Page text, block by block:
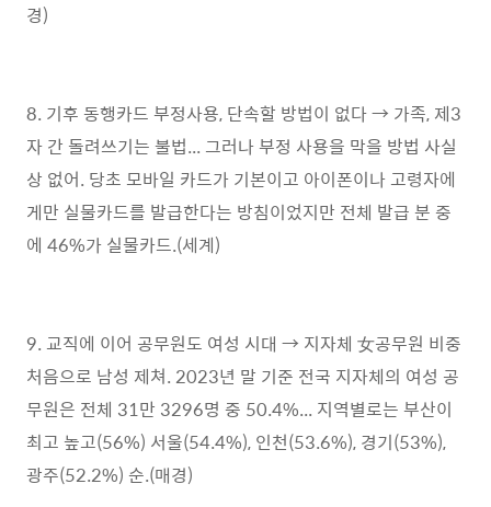
경)
8. 기후 동행카드 부정사용, 단속할 방법이 없다 → 가족, 제3
자 간 돌려쓰기는 불법... 그러나 부정 사용을 막을 방법 사실
상 없어. 당초 모바일 카드가 기본이고 아이폰이나 고령자에
게만 실물카드를 발급한다는 방침이었지만 전체 발급 분 중
에 46%가 실물카드.(세계)
9. 교직에 이어 공무원도 여성 시대 → 지자체 女공무원 비중
처음으로 남성 제쳐. 2023년 말 기준 전국 지자체의 여성 공
무원은 전체 31만 3296명 중 50.4%... 지역별로는 부산이
최고 높고(56%) 서울(54.4%), 인천(53.6%), 경기(53%),
광주(52.2%) 순.(매경)